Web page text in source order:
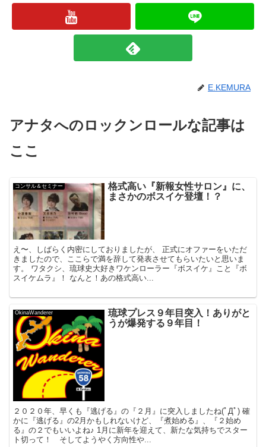
E.KEMURA
アナタへのロックンロールな記事は
ここ
コンサル＆セミナー
格式高い『新報女性サロン』に、
まさかのボスイケ登壇！？
え〜、しばらく内密にしておりましたが、 正式にオファーをいただ
きましたので、ここらで満を辞して発表させてもらいたいと思いま
す。 ワタクシ、琉球史大好きワケンローラー『ボスイケ』こと『ボ
スイケムラ』！ なんと！あの格式高い...
OkinaWanderer
琉球プレス９年目突入！ありがと
うが爆発する９年目！
２０２０年、早くも『逃げる』の『２月』に突入しましたね(ﾟДﾟ) 確
かに『逃げる』の2月かもしれないけど、『煮始める』、『２始め
る』の２でもいいよね♪ 1月に新年を迎えて、新たな気持ちでスター
ト切って！ そしてようやく方向性や...